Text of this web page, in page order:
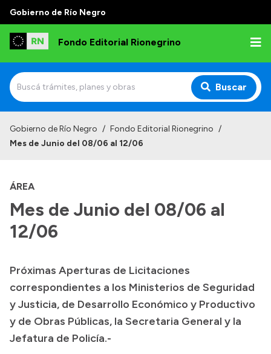
Gobierno de Río Negro
Fondo Editorial Rionegrino
Buscar
Qué es FER
Consejo Asesor
Normativa
Colecciones
Gobierno de Río Negro / Fondo Editorial Rionegrino /
Mes de Junio del 08/06 al 12/06
ÁREA
Mes de Junio del 08/06 al
12/06
Próximas Aperturas de Licitaciones
correspondientes a los Ministerios de Seguridad
y Justicia, de Desarrollo Económico y Productivo
y de Obras Públicas, la Secretaria General y la
Jefatura de Policía.-